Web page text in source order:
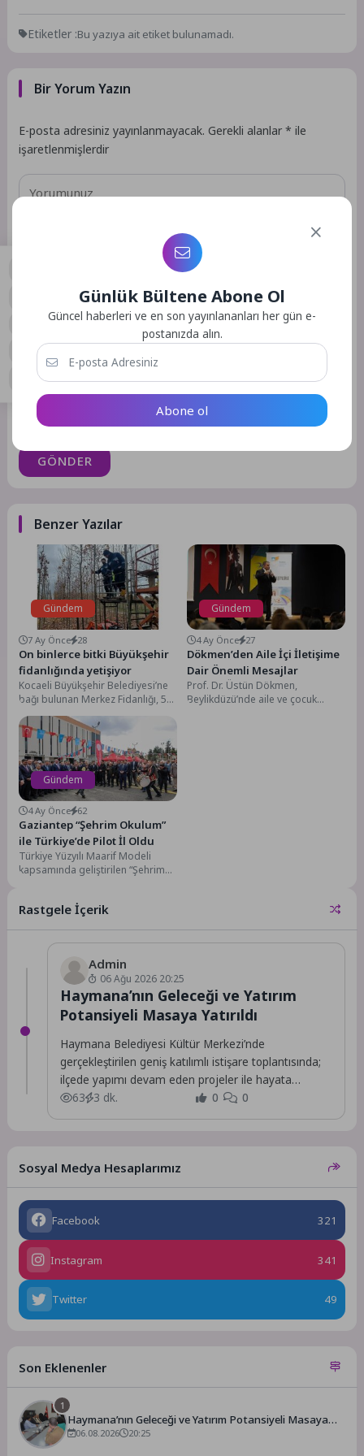
Etiketler :Bu yazıya ait etiket bulunamadı.
Bir Yorum Yazın
E-posta adresiniz yayınlanmayacak. Gerekli alanlar* ile
işaretlenmişlerdir
Daha sonraki yorumlarımda kullanılması için adım, e-posta
adresim ve site adresim bu tarayıcıya kaydedilsin.
GÖNDER
Benzer Yazılar
Gündem
7 Ay Önce 28
On binlerce bitki Büyükşehir
fidanlığında yetişiyor
Kocaeli Büyükşehir Belediyesi’ne
bağı bulunan Merkez Fidanlığı, 50
bin metrekare alanda on binlerce
bitkiyi yetiştiriyor....
Gündem
4 Ay Önce 27
Dökmen’den Aile İçi İletişime
Dair Önemli Mesajlar
Prof. Dr. Üstün Dökmen,
Beylikdüzü’nde aile ve çocuk
Gündem
4 Ay Önce 62
Gaziantep “Şehrim Okulum”
ile Türkiye’de Pilot İl Oldu
Türkiye Yüzyılı Maarif Modeli
kapsamında geliştirilen “Şehrim
Rastgele İçerik
Admin
06 Ağu 2026 20:25
Haymana’nın Geleceği ve Yatırım
Potansiyeli Masaya Yatırıldı
Haymana Belediyesi Kültür Merkezi’nde
gerçekleştirilen geniş katılımlı istişare toplantısında;
ilçede yapımı devam eden projeler ile hayata
geçirilmesi planlanan yeni yatırımlar,...
63 3 dk. 0 0
Sosyal Medya Hesaplarımız
Facebook 321
Instagram 341
Twitter 49
Son Eklenenler
1
Haymana’nın Geleceği ve Yatırım Potansiyeli Masaya
Yatırıldı
06.08.2026 20:25
Günlük Bültene Abone Ol
Güncel haberleri ve en son yayınlananları her gün e-
postanızda alın.
Abone ol